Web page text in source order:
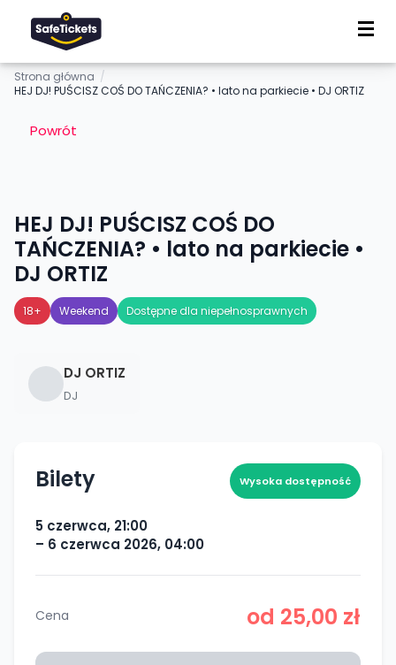
Strona główna /
HEJ DJ! PUŚCISZ COŚ DO TAŃCZENIA? • lato na parkiecie • DJ ORTIZ
Powrót
HEJ DJ! PUŚCISZ COŚ DO
TAŃCZENIA? • lato na parkiecie •
DJ ORTIZ
18+ Weekend Dostępne dla niepełnosprawnych
DJ ORTIZ
DJ
Bilety Wysoka dostępność
5 czerwca, 21:00
– 6 czerwca 2026, 04:00
Cena od 25,00 zł